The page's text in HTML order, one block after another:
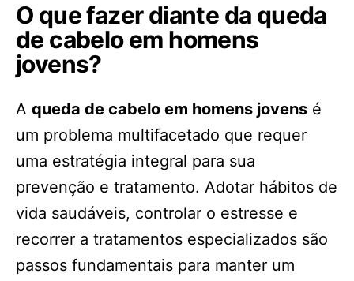
O que fazer diante da queda
de cabelo em homens
jovens?
A queda de cabelo em homens jovens é
um problema multifacetado que requer
uma estratégia integral para sua
prevenção e tratamento. Adotar hábitos de
vida saudáveis, controlar o estresse e
recorrer a tratamentos especializados são
passos fundamentais para manter um